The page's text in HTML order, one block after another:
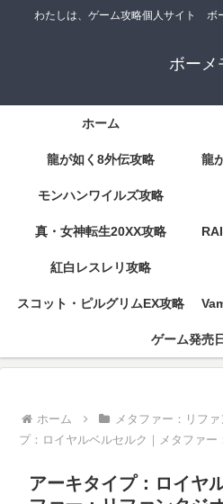
わたしは、ゲーム攻略個人サイト ボ
ボーメ
ホーム
龍が如く8外伝攻略
モンハンワイルズ攻略
真・女神転生20XX攻略
紅白レスレリ攻略
スコット・ピルグリムEX攻略
ゲーム発売
ホーム メタファー：リフ
プ：ロイヤルベルセルク｜メタファー
アーキタイプ：ロイヤ